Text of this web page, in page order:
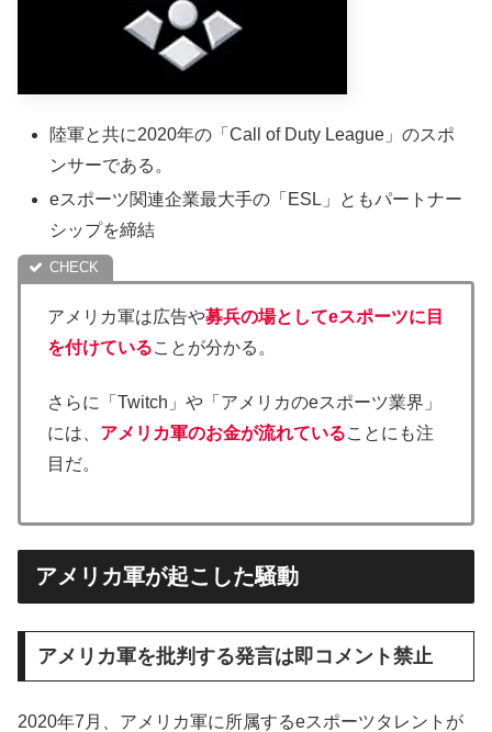
陸軍と共に2020年の「Call of Duty League」のスポ
ンサーである。
eスポーツ関連企業最大手の「ESL」ともパートナー
シップを締結
アメリカ軍は広告や募兵の場としてeスポーツに目
を付けていることが分かる。
さらに「Twitch」や「アメリカのeスポーツ業界」
には、 アメリカ軍のお金が流れていることにも注
目だ。
アメリカ軍が起こした騒動
アメリカ軍を批判する発言は即コメント禁止
2020年7月、アメリカ軍に所属するeスポーツタレントが